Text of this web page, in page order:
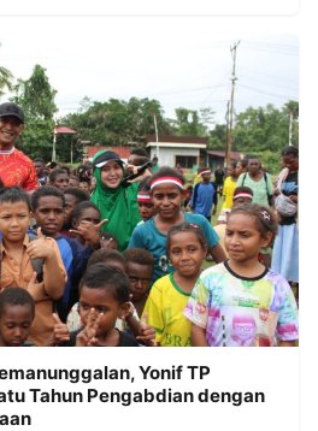
Yonif TP
Tahun Pengabdian dengan